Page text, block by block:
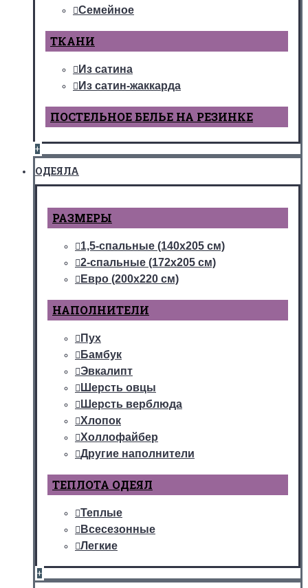
Семейное
ТКАНИ
Из сатина
Из сатин-жаккарда
ПОСТЕЛЬНОЕ БЕЛЬЕ НА РЕЗИНКЕ
+
ОДЕЯЛА
РАЗМЕРЫ
1,5-спальные (140х205 см)
2-спальные (172х205 см)
Евро (200х220 см)
НАПОЛНИТЕЛИ
Пух
Бамбук
Эвкалипт
Шерсть овцы
Шерсть верблюда
Хлопок
Холлофайбер
Другие наполнители
ТЕПЛОТА ОДЕЯЛ
Теплые
Всесезонные
Легкие
+